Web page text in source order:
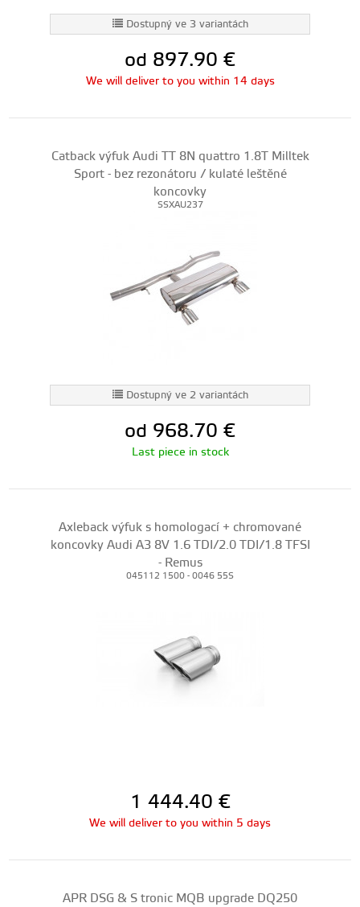
Dostupný ve 3 variantách
od 897.90 €
We will deliver to you within 14 days
Catback výfuk Audi TT 8N quattro 1.8T Milltek
Sport - bez rezonátoru / kulaté leštěné
koncovky
SSXAU237
Dostupný ve 2 variantách
od 968.70 €
Last piece in stock
Axleback výfuk s homologací + chromované
koncovky Audi A3 8V 1.6 TDI/2.0 TDI/1.8 TFSI
- Remus
045112 1500 - 0046 55S
1 444.40 €
We will deliver to you within 5 days
APR DSG & S tronic MQB upgrade DQ250